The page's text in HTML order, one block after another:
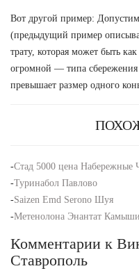
Вот другой пример:
(предыдущий пример
трату, которая может быть
огромной — типа
превышает размер одного
-Стад 5000 цена Набережные
-Туринабол Павлово
-Saizen Emd Serono Шуя
-Метенолона Энантат
Комментарии к
Ставрополь